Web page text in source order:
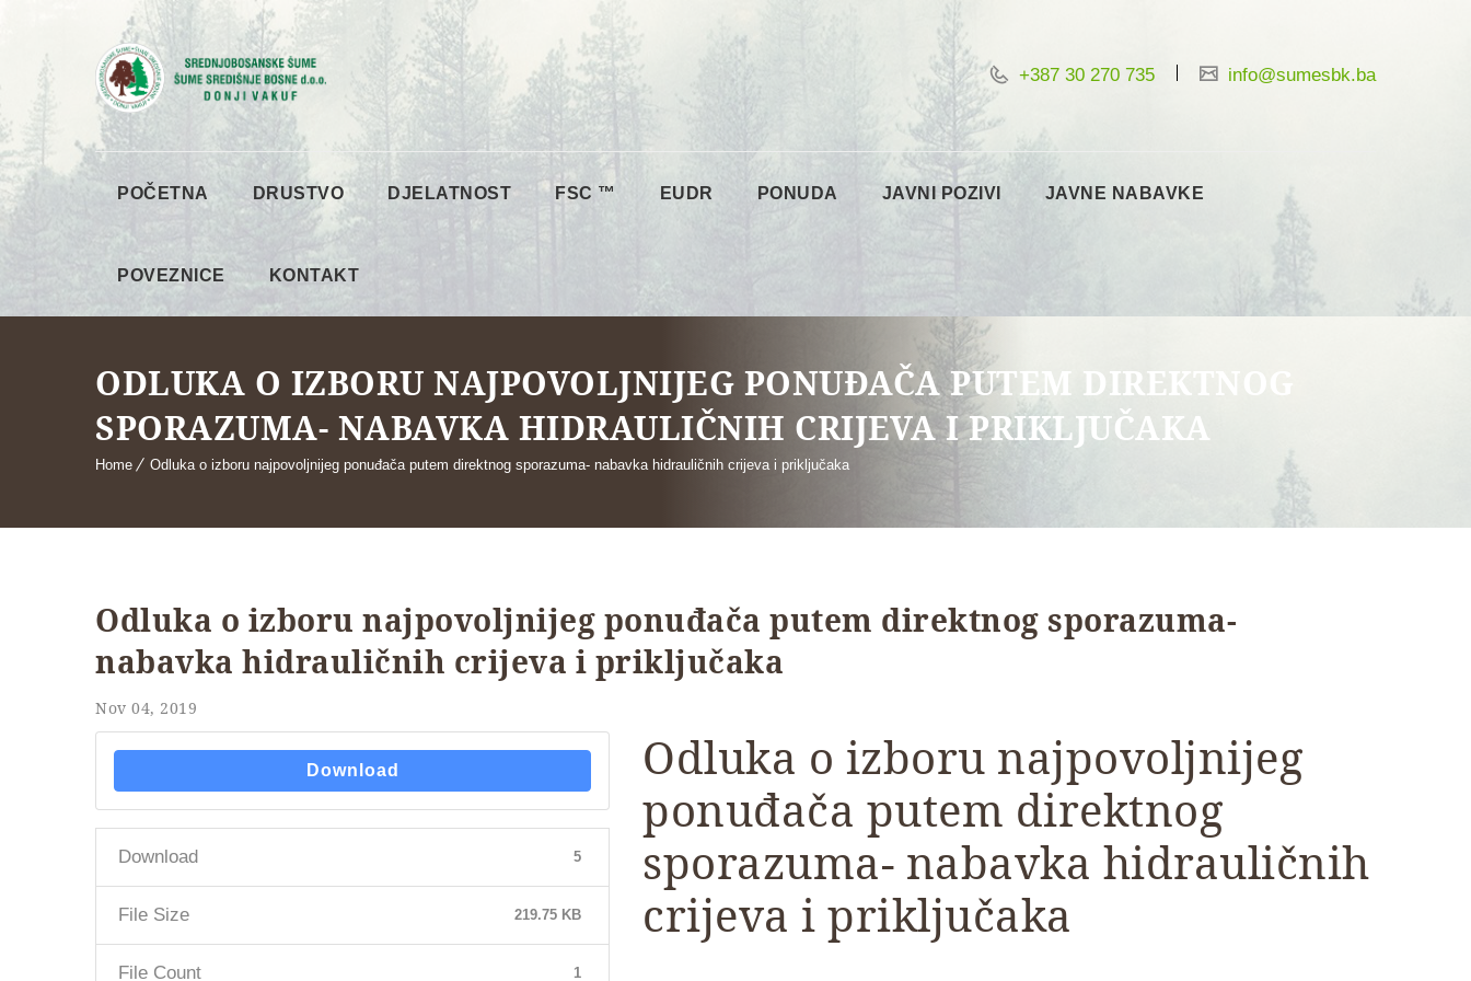
+387 30 270 735 info@sumesbk.ba
POČETNA DRUSTVO DJELATNOST FSC ™ EUDR PONUDA JAVNI POZIVI JAVNE NABAVKE
POVEZNICE KONTAKT
ODLUKA O IZBORU NAJPOVOLJNIJEG PONUĐAČA PUTEM DIREKTNOG
SPORAZUMA- NABAVKA HIDRAULIČNIH CRIJEVA I PRIKLJUČAKA
Home Odluka o izboru najpovoljnijeg ponuđača putem direktnog sporazuma- nabavka hidrauličnih crijeva i priključaka
Odluka o izboru najpovoljnijeg ponuđača putem direktnog sporazuma-
nabavka hidrauličnih crijeva i priključaka
Nov 04, 2019
Download
Download 5
File Size 219.75 KB
File Count 1
Odluka o izboru najpovoljnijeg
ponuđača putem direktnog
sporazuma- nabavka hidrauličnih
crijeva i priključaka